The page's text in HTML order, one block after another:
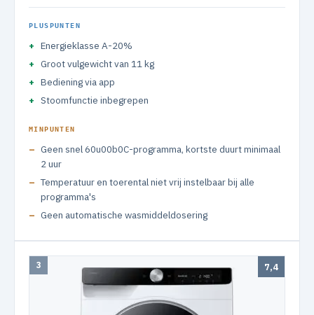
PLUSPUNTEN
Energieklasse A-20%
Groot vulgewicht van 11 kg
Bediening via app
Stoomfunctie inbegrepen
MINPUNTEN
Geen snel 60u00b0C-programma, kortste duurt minimaal
2 uur
Temperatuur en toerental niet vrij instelbaar bij alle
programma's
Geen automatische wasmiddeldosering
3 7,4